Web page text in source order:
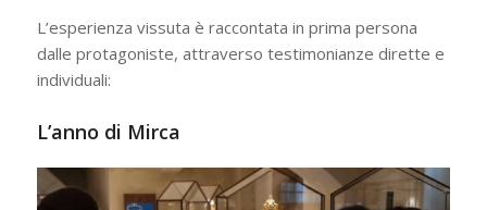
L’esperienza vissuta è raccontata in prima persona
dalle protagoniste, attraverso testimonianze dirette e
individuali:
L’anno di Mirca